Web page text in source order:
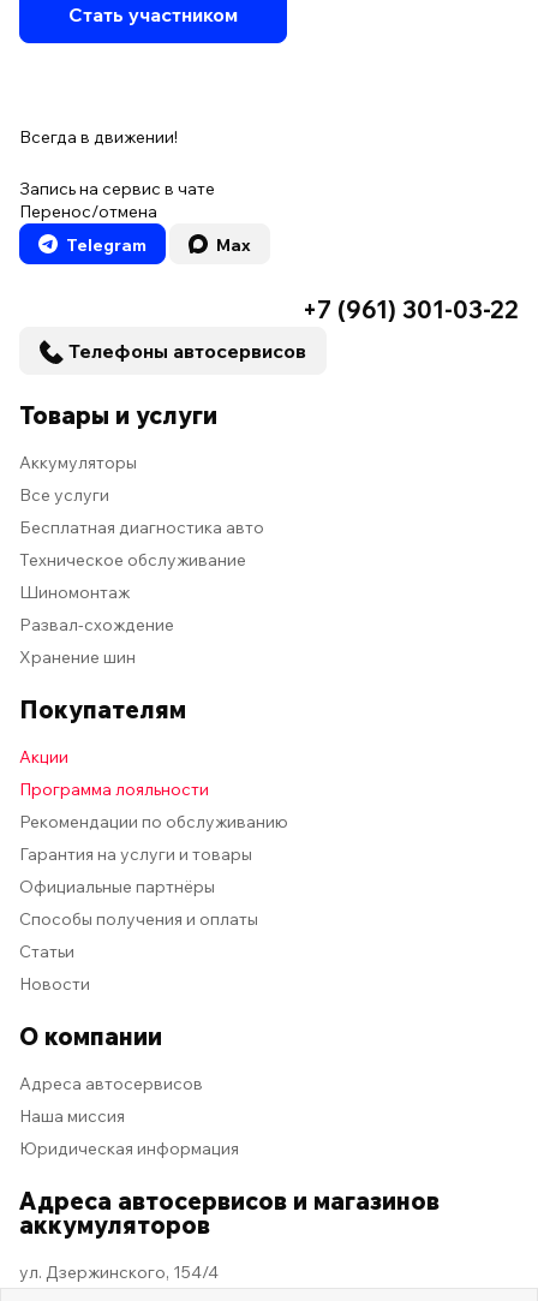
Стать участником
Всегда в движении!
Запись на сервис в чате
Перенос/отмена
Telegram
Max
+7 (961) 301-03-22
Телефоны автосервисов
Товары и услуги
Аккумуляторы
Все услуги
Бесплатная диагностика авто
Техническое обслуживание
Шиномонтаж
Развал-схождение
Хранение шин
Покупателям
Акции
Программа лояльности
Рекомендации по обслуживанию
Гарантия на услуги и товары
Официальные партнёры
Способы получения и оплаты
Статьи
Новости
О компании
Адреса автосервисов
Наша миссия
Юридическая информация
Адреса автосервисов и магазинов
аккумуляторов
ул. Дзержинского, 154/4